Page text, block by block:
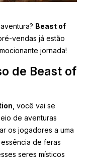
Beast of
vendas já estão
jornada!
de Beast of
, você vai se
de aventuras
os jogadores a uma
de feras
seres místicos